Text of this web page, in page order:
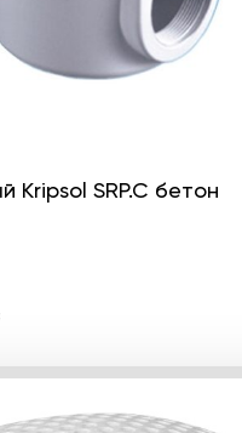
Kripsol SRP.C бетон